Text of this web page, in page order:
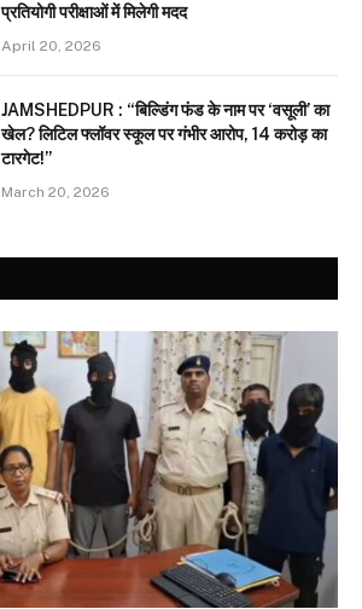
प्रतियोगी परीक्षाओं में मिलेगी मदद
April 20, 2026
JAMSHEDPUR : “बिल्डिंग फंड के नाम पर ‘वसूली’ का
खेल? लिटिल फ्लॉवर स्कूल पर गंभीर आरोप, 14 करोड़ का
टारगेट!”
March 20, 2026